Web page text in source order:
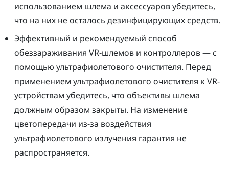
использованием шлема и аксессуаров убедитесь,
что на них не осталось дезинфицирующих средств.
Эффективный и рекомендуемый способ
обеззараживания VR-шлемов и контроллеров — с
помощью ультрафиолетового очистителя. Перед
применением ультрафиолетового очистителя к VR-
устройствам убедитесь, что объективы шлема
должным образом закрыты. На изменение
цветопередачи из-за воздействия
ультрафиолетового излучения гарантия не
распространяется.